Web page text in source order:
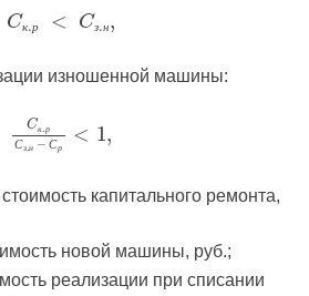
изношенной машины:
к р
С
С
капитального ремонта,
новой машины, руб.;
реализации при списании